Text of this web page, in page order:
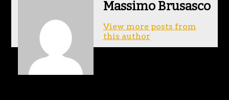
Massimo Brusasco
View more posts from
this author